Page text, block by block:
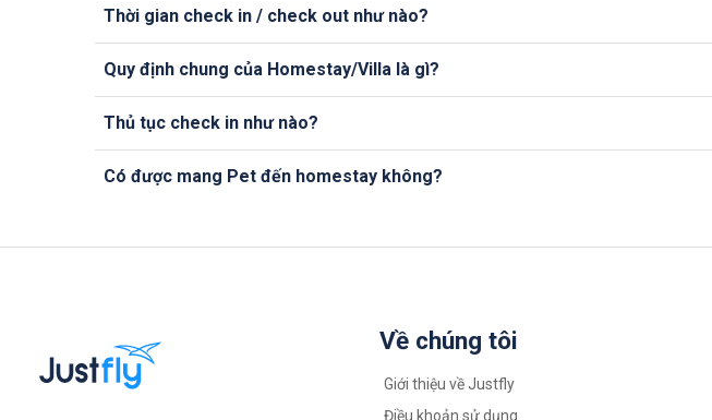
Thời gian check in / check out như nào?
Quy định chung của Homestay/Villa là gì?
Thủ tục check in như nào?
Có được mang Pet đến homestay không?
Về chúng tôi
Giới thiệu về Justfly
Điều khoản sử dụng